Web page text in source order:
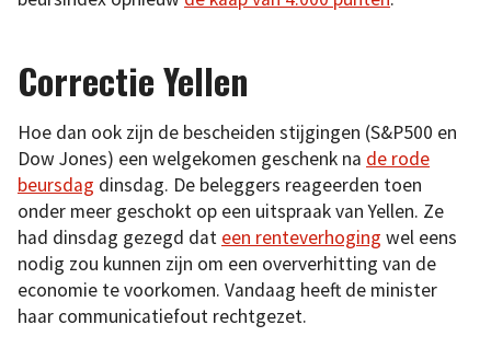
Correctie Yellen
Hoe dan ook zijn de bescheiden stijgingen (S&P500 en
Dow Jones) een welgekomen geschenk na de rode
beursdag dinsdag. De beleggers reageerden toen
onder meer geschokt op een uitspraak van Yellen. Ze
had dinsdag gezegd dat een renteverhoging wel eens
nodig zou kunnen zijn om een oververhitting van de
economie te voorkomen. Vandaag heeft de minister
haar communicatiefout rechtgezet.